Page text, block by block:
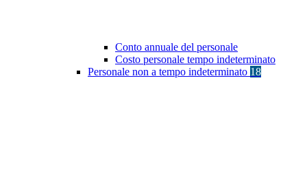
Conto annuale del personale
Costo personale tempo indeterminato
Personale non a tempo indeterminato 18